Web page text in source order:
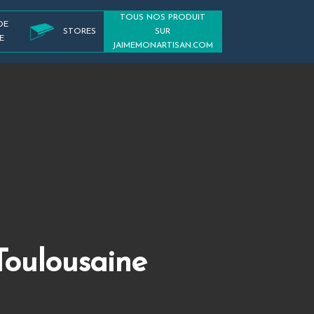
STORES
TOUS NOS PRODUIT
SUR
JAIMEMONARTISAN.COM